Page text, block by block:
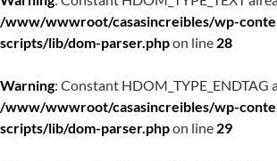
/www/wwwroot/casasincreibles/wp-
scripts/lib/dom-parser.phpon line 28
Warning: Constant HDOM_TYPE_ENDTAG
/www/wwwroot/casasincreibles/wp-
scripts/lib/dom-parser.phpon line 29